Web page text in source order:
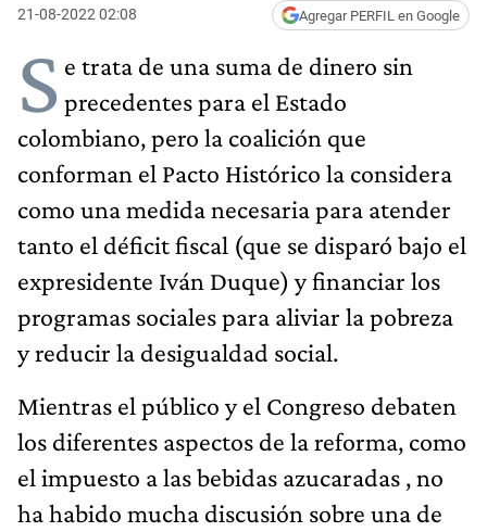
21-08-2022 02:08 Agregar PERFIL en Google
S e trata de una suma de dinero sin
precedentes para el Estado
colombiano, pero la coalición que
conforman el Pacto Histórico la considera
como una medida necesaria para atender
tanto el déficit fiscal (que se disparó bajo el
expresidente Iván Duque) y financiar los
programas sociales para aliviar la pobreza
y reducir la desigualdad social.
Mientras el público y el Congreso debaten
los diferentes aspectos de la reforma, como
el impuesto a las bebidas azucaradas , no
ha habido mucha discusión sobre una de